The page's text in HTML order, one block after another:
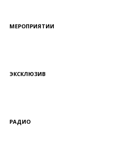
МЕРОПРИЯТИИ
ЭКСКЛЮЗИВ
РАДИО